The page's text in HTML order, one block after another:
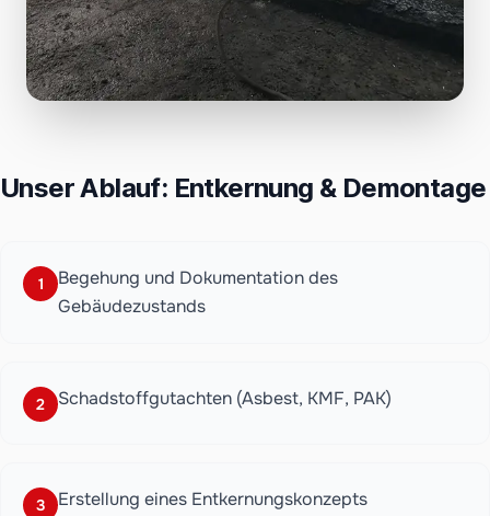
Unser Ablauf: Entkernung & Demontage
1
Begehung und Dokumentation des
Gebäudezustands
2 Schadstoffgutachten (Asbest, KMF, PAK)
3 Erstellung eines Entkernungskonzepts